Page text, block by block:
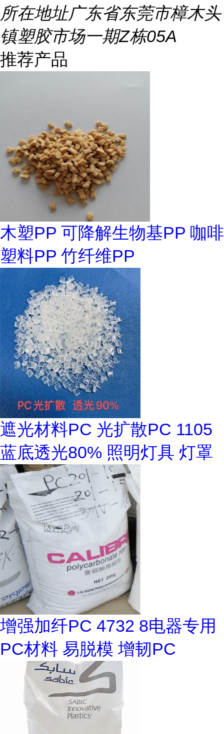
所在地址广东省东莞市樟木头
镇塑胶市场一期Z栋05A
推荐产品
木塑PP 可降解生物基PP 咖啡
塑料PP 竹纤维PP
遮光材料PC 光扩散PC 1105
蓝底透光80% 照明灯具 灯罩
增强加纤PC 4732 8电器专用
PC材料 易脱模 增韧PC